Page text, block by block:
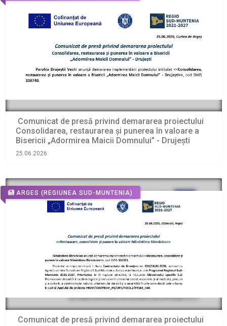
Comunicat de presă privind demararea proiectului
Consolidarea, restaurarea și punerea în valoare a
Bisericii „Adormirea Maicii Domnului” - Drujești
25.06.2026
ARGES (REGIUNEA SUD-MUNTENIA)
Comunicat de presă privind demararea proiectului